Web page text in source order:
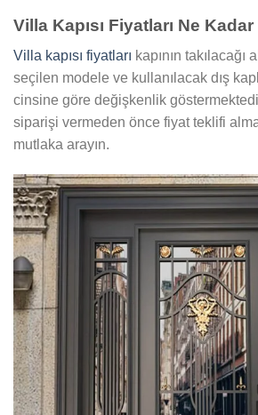
Villa Kapısı Fiyatları Ne Kadar
Villa kapısı fiyatları kapının takılacağı
seçilen modele ve kullanılacak dış
cinsine göre değişkenlik
siparişi vermeden önce fiyat teklifi
mutlaka arayın.